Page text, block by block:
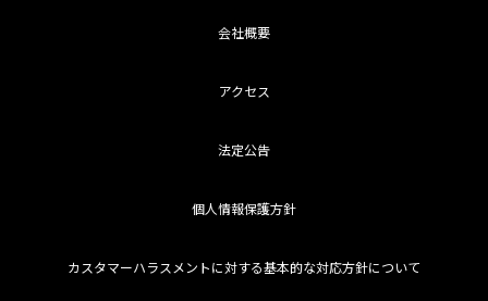
会社概要
アクセス
法定公告
個人情報保護方針
カスタマーハラスメントに対する基本的な対応方針について